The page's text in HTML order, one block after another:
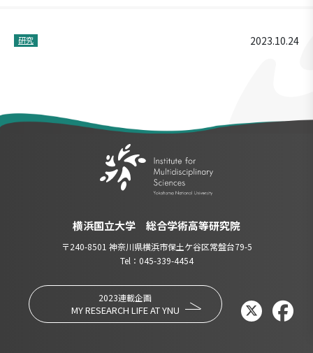
研究 2023.10.24
横浜国立大学 総合学術高等研究院
〒240-8501 神奈川県横浜市保土ケ谷区常盤台79-5
Tel：045-339-4454
2023連載企画
MY RESEARCH LIFE AT YNU